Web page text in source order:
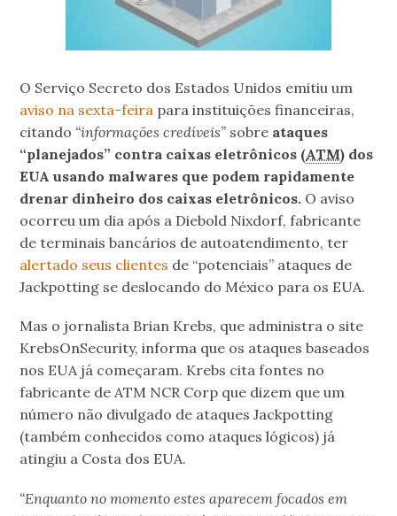
O Serviço Secreto dos Estados Unidos emitiu um
aviso na sexta-feira para instituições financeiras,
citando “informações credíveis” sobre ataques
“planejados” contra caixas eletrônicos (ATM) dos
EUA usando malwares que podem rapidamente
drenar dinheiro dos caixas eletrônicos. O aviso
ocorreu um dia após a Diebold Nixdorf, fabricante
de terminais bancários de autoatendimento, ter
alertado seus clientes de “potenciais” ataques de
Jackpotting se deslocando do México para os EUA.
Mas o jornalista Brian Krebs, que administra o site
KrebsOnSecurity, informa que os ataques baseados
nos EUA já começaram. Krebs cita fontes no
fabricante de ATM NCR Corp que dizem que um
número não divulgado de ataques Jackpotting
(também conhecidos como ataques lógicos) já
atingiu a Costa dos EUA.
“Enquanto no momento estes aparecem focados em